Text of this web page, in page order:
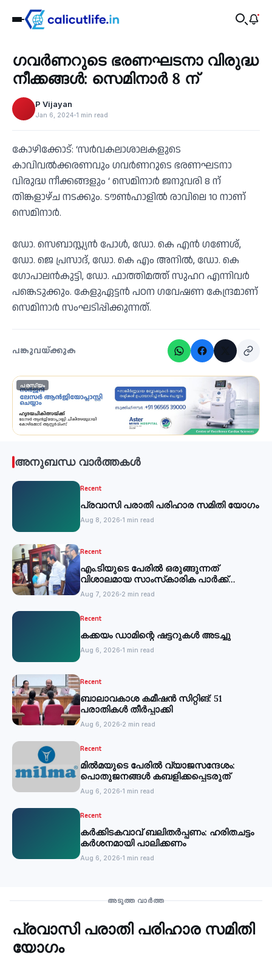
‹
Recent
ഗവർണറുടെ ഭരണഘടനാ വിരുദ്ധ
നീക്കങ്ങൾ: സെമിനാർ 8 ന്
P Vijayan
Jan 6, 2024 1 min read
കോഴിക്കോട്: ‘സർവകലാശാലകളുടെ
കാവിവൽക്കരണവും ഗവർണറുടെ ഭരണഘടനാ
വിരുദ്ധ നീക്കങ്ങളും ‘ സെമിനാർ ജനുവരി 8 ന്
തിങ്കളാഴ്ച നടക്കും. ടൗൺഹാളിൽ രാവിലെ 10 നാണ്
സെമിനാർ.
ഡോ. സെബാസ്റ്റ്യൻ പോൾ, ഡോ. കെ എൻ ഗണേശ്,
ഡോ. ജെ പ്രസാദ്, ഡോ. കെ എം അനിൽ, ഡോ. കെ
ഗോപാലൻകുട്ടി, ഡോ. ഫാത്തിമത്ത് സുഹറ എന്നിവർ
പങ്കെടുക്കും. കേളുഏട്ടൻ പഠന ഗവേഷണ കേന്ദ്രമാണ്
സെമിനാർ സംഘടിപ്പിക്കുന്നത്.
പങ്കുവയ്ക്കുക
പരസ്യം
അനുബന്ധ വാർത്തകൾ
Recent
പ്രവാസി പരാതി പരിഹാര സമിതി യോഗം
Aug 8, 2026 1 min read
Recent
എം.ടിയുടെ പേരില്‍ ഒരുങ്ങുന്നത്
വിശാലമായ സാംസ്‌കാരിക പാര്‍ക്ക്
-മന്ത്രി
Aug 7, 2026 2 min read
Recent
കക്കയം ഡാമിന്റെ ഷട്ടറുകള്‍ അടച്ചു
Aug 6, 2026 1 min read
Recent
ബാലാവകാശ കമീഷന്‍ സിറ്റിങ്: 51
പരാതികള്‍ തീര്‍പ്പാക്കി
Aug 6, 2026 2 min read
Recent
മില്‍മയുടെ പേരില്‍ വ്യാജസന്ദേശം:
പൊതുജനങ്ങള്‍ കബളിക്കപ്പെടരുത്
Aug 6, 2026 1 min read
Recent
കര്‍ക്കിടകവാവ് ബലിതര്‍പ്പണം: ഹരിതചട്ടം
കര്‍ശനമായി പാലിക്കണം
Aug 6, 2026 1 min read
അടുത്ത വാർത്ത
‹
പ്രവാസി പരാതി പരിഹാര സമിതി
യോഗം